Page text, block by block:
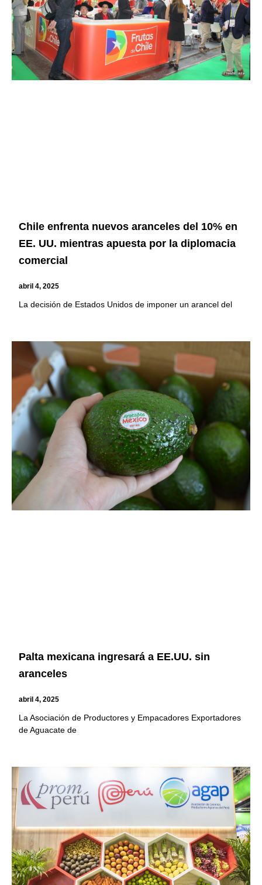
Chile enfrenta nuevos aranceles del 10% en
EE. UU. mientras apuesta por la diplomacia
comercial
abril 4, 2025
La decisión de Estados Unidos de imponer un arancel del
Palta mexicana ingresará a EE.UU. sin
aranceles
abril 4, 2025
La Asociación de Productores y Empacadores Exportadores
de Aguacate de